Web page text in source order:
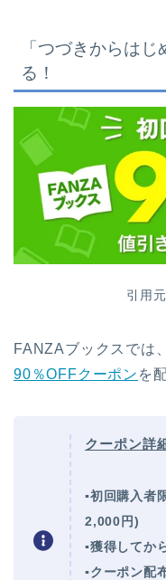
「つづきからはじ
る！
引用
FANZAブックスでは
90％OFFクーポン を
クーポン詳
▪初回購入者
2,000円)
▪獲得してか
▪クーポン配